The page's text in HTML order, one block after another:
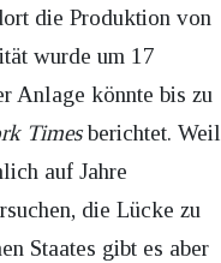
die Produktion von
wurde um 17
Anlage könnte bis zu
Timesberichtet. Weil
auf Jahre
die Lücke zu
Staates gibt es aber